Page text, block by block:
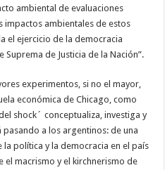
ambiental de evaluaciones
impactos ambientales de estos
el ejercicio de la democracia
de Justicia de la Nación”.
experimentos, si no el mayor,
económica de Chicago, como
shock´ conceptualiza, investiga y
pasando a los argentinos: de una
política y la democracia en el país
el macrismo y el kirchnerismo de